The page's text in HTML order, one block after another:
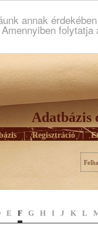
annak
Adatbázis
| Regisztráció |
E F G H I J K L